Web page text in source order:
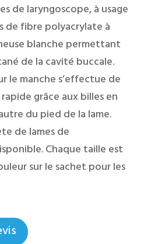
de laryngoscope, à usage
de fibre polyacrylate à
blanche permettant
de la cavité buccale.
le manche s’effectue de
grâce aux billes en
du pied de la lame.
de lames de
Chaque taille est
sur le sachet pour les